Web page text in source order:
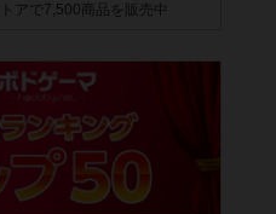
トアで7,500商品を販売中